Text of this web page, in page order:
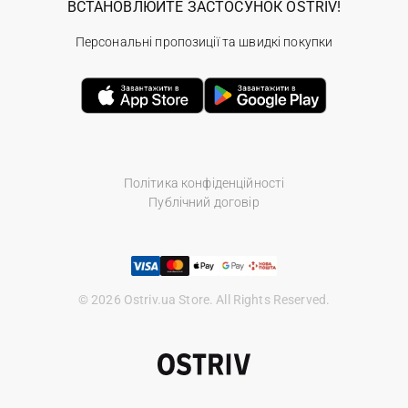
Політика конфіденційності
Публічний договір
© 2026 Ostriv.ua Store. All Rights Reserved.
ВСТАНОВЛЮЙТЕ ЗАСТОСУНОК OSTRIV!
Персональні пропозиції та швидкі покупки